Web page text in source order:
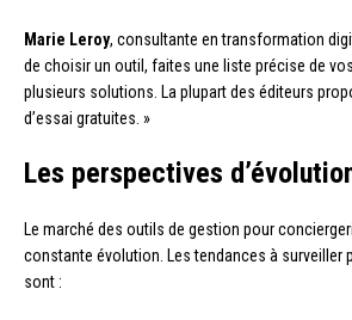
Marie Leroy, consultante en transformation
de choisir un outil, faites une liste précise de
plusieurs solutions. La plupart des éditeurs
d’essai gratuites. »
Les perspectives
Le marché des outils de gestion pour
constante évolution. Les tendances à surveiller
sont :